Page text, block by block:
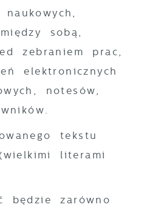
sobą,
zebraniem prac,
elektronicznych
notesów,
tekstu
literami
będzie zarówno